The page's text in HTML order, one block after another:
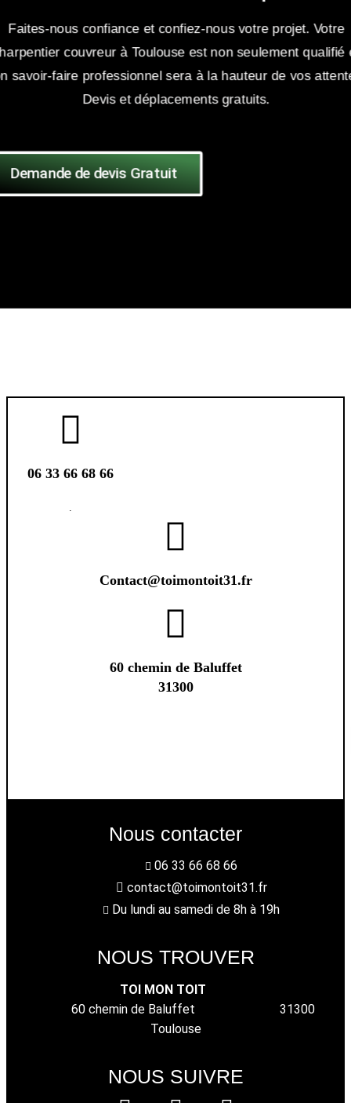
Faites-nous confiance et confiez-nous votre projet. Votre
couvreur à Toulouse est non seulement qualifié
savoir-faire professionnel sera à la hauteur de vos
Devis et déplacements gratuits.
Demande de devis Gratuit
06 33 66 68 66
.
Contact@toimontoit31.fr
60 chemin de Baluffet
31300
Nous contacter
06 33 66 68 66
contact@toimontoit31.fr
Du lundi au samedi de 8h à 19h
NOUS TROUVER
TOI MON TOIT
60 chemin de Baluffet 31300
Toulouse
NOUS SUIVRE